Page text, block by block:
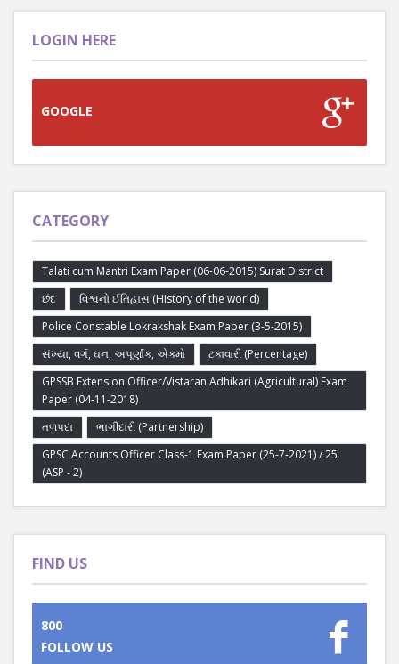
LOGIN HERE
GOOGLE
CATEGORY
Talati cum Mantri Exam Paper (06-06-2015) Surat District
છંદ
વિશ્વનો ઈતિહાસ (History of the world)
Police Constable Lokrakshak Exam Paper (3-5-2015)
સંખ્યા, વર્ગ, ઘન, અપૂર્ણાંક, એકમો
ટકાવારી (Percentage)
GPSSB Extension Officer/Vistaran Adhikari (Agricultural) Exam
Paper (04-11-2018)
તળપદા
ભાગીદારી (Partnership)
GPSC Accounts Officer Class-1 Exam Paper (25-7-2021) / 25
(ASP - 2)
FIND US
800
FOLLOW US